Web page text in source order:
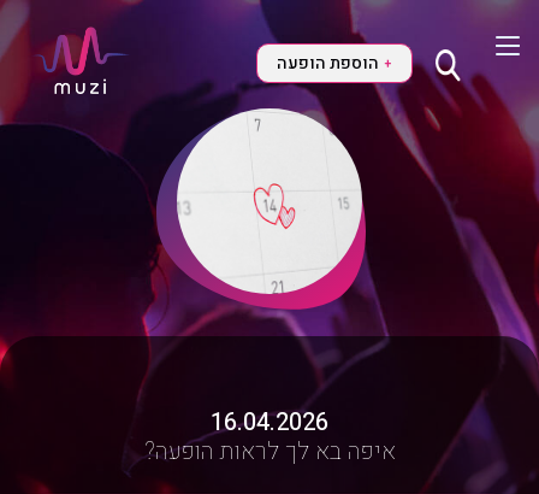
+ הוספת הופעה
16.04.2026
איפה בא לך לראות הופעה?